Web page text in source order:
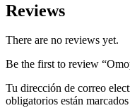
Reviews
There are no reviews yet.
Be the first to review
Tu dirección de correo
obligatorios están